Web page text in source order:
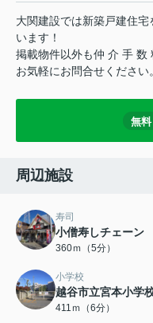
大関建設では新築戸建住
います！
掲載物件以外も仲 介 手 数
お気軽にお問合せください。
無料
周辺施設
寿司
小僧寿しチェーン
360ｍ（5分）
小学校
越谷市立宮本小学
411ｍ（6分）